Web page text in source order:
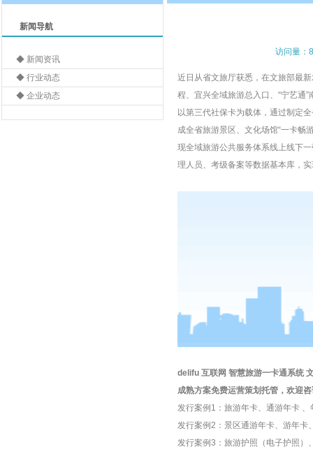
新闻导航
◆ 新闻资讯
◆ 行业动态
◆ 企业动态
访问量
近日从省文旅厅获悉，在文旅部最
程、宜兴全域旅游总入口、“宁艺通
以第三代社保卡为载体，通过制定
成全省旅游景区、文化场馆“一卡畅
现全域旅游公共服务体系线上线下
理人员、考级备案等数据基本库，
delifu 互联网 智慧旅游一卡通系统
成熟方案免费运营策划托管，欢迎
发行案例1： 旅游年卡、 通游年卡 、
发行案例2：景区通游年卡、游年卡
发行案例3：旅游护照（电子护照）